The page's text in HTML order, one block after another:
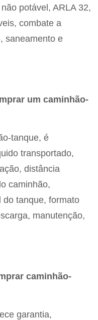
potável, ARLA 32,
combate a
saneamento e
um caminhão-
tanque, é
transportado,
distância
caminhão,
do tanque, formato
manutenção,
caminhão-
garantia,